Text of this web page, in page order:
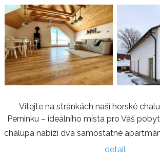
Vítejte na stránkách naší horské
Perninku – ideálního místa pro Váš
chalupa nabízí dva samostatné
detail